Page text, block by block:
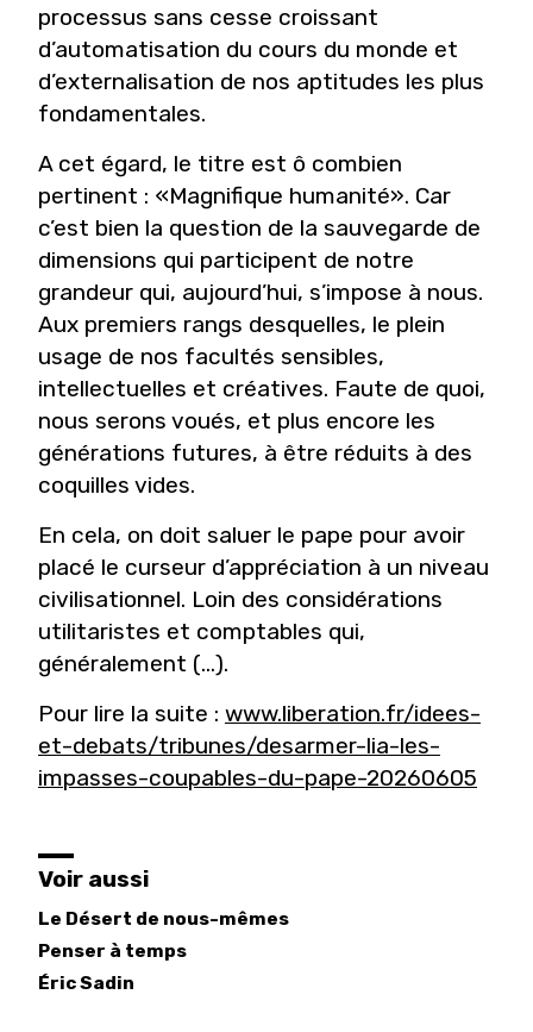
processus sans cesse croissant
d’automatisation du cours du monde et
d’externalisation de nos aptitudes les plus
fondamentales.
A cet égard, le titre est ô combien
pertinent : «Magnifique humanité». Car
c’est bien la question de la sauvegarde de
dimensions qui participent de notre
grandeur qui, aujourd’hui, s’impose à nous.
Aux premiers rangs desquelles, le plein
usage de nos facultés sensibles,
intellectuelles et créatives. Faute de quoi,
nous serons voués, et plus encore les
générations futures, à être réduits à des
coquilles vides.
En cela, on doit saluer le pape pour avoir
placé le curseur d’appréciation à un niveau
civilisationnel. Loin des considérations
utilitaristes et comptables qui,
généralement (...).
Pour lire la suite : www.liberation.fr/idees-
et-debats/tribunes/desarmer-lia-les-
impasses-coupables-du-pape-20260605
Voir aussi
Le Désert de nous-mêmes
Penser à temps
ÉricSadin